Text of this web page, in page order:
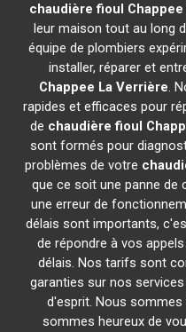
chaudière fioul Chappee
leur maison tout au long
équipe de plombiers
installer, réparer et
Chappee La Verrière.
rapides et efficaces pour
de chaudière fioul
sont formés pour
problèmes de votre
que ce soit une panne de
une erreur de
délais sont importants,
de répondre à vos
délais. Nos tarifs sont
garanties sur nos
d'esprit. Nous
sommes heureux de